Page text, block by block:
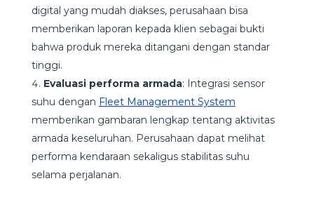
digital yang mudah diakses, perusahaan bisa
memberikan laporan kepada klien sebagai bukti
bahwa produk mereka ditangani dengan standar
tinggi.
Evaluasi performa armada: Integrasi sensor
suhu dengan Fleet Management System
memberikan gambaran lengkap tentang aktivitas
armada keseluruhan. Perusahaan dapat melihat
performa kendaraan sekaligus stabilitas suhu
selama perjalanan.